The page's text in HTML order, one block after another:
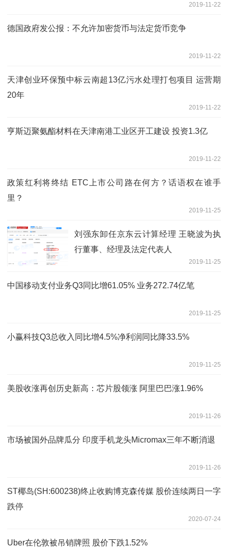
2019-11-22
德国政府发公报：不允许加密货币与法定货币竞争
2019-11-22
天津创业环保预中标云南超13亿污水处理打包项目 运营期
20年
2019-11-22
亨斯迈聚氨酯材料在天津南港工业区开工建设 投资1.3亿
2019-11-22
政策红利将终结 ETC上市公司路在何方？话语权在谁手
里？
2019-11-25
刘强东卸任京东云计算经理 王晓波为执
行董事、经理及法定代表人
2019-11-25
中国移动支付业务Q3同比增61.05% 业务272.74亿笔
2019-11-25
小赢科技Q3总收入同比增4.5%净利润同比降33.5%
2019-11-25
美股收涨再创历史新高：芯片股领涨 阿里巴巴涨1.96%
2019-11-26
市场被国外品牌瓜分 印度手机龙头Micromax三年不断消退
2019-11-26
ST椰岛(SH:600238)终止收购博克森传媒 股价连续两日一字
跌停
2020-07-24
Uber在伦敦被吊销牌照 股价下跌1.52%